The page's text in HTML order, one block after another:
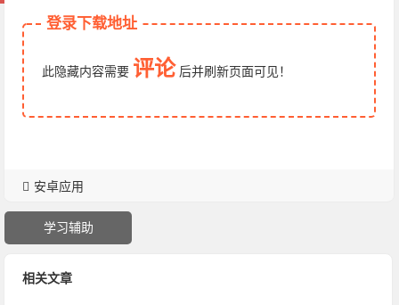
登录下载地址
此隐藏内容需要 评论 后并刷新页面可见！
安卓应用
学习辅助
相关文章